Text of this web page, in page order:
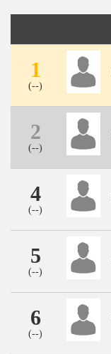
1
(--)
2
(--)
4
(--)
5
(--)
6
(--)